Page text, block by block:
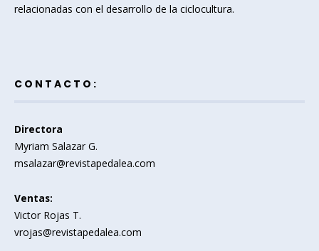
relacionadas con el desarrollo de la ciclocultura.
CONTACTO:
Directora
Myriam Salazar G.
msalazar@revistapedalea.com
Ventas:
Victor Rojas T.
vrojas@revistapedalea.com